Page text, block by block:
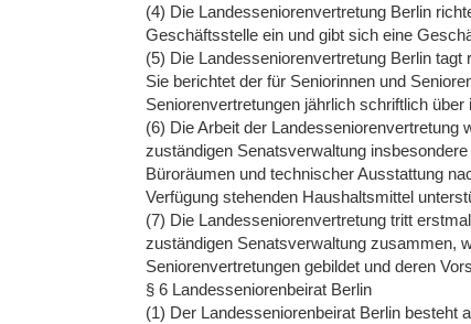
(4) Die Landesseniorenvertretung Berlin
Geschäftsstelle ein und gibt sich eine
(5) Die Landesseniorenvertretung Berlin
Sie berichtet der für Seniorinnen und
Seniorenvertretungen jährlich schriftlich über
(6) Die Arbeit der Landesseniorenvertretung
zuständigen Senatsverwaltung
Büroräumen und technischer Ausstattung
Verfügung stehenden Haushaltsmittel
(7) Die Landesseniorenvertretung tritt
zuständigen Senatsverwaltung zusammen,
Seniorenvertretungen gebildet und deren
§ 6 Landesseniorenbeirat Berlin
(1) Der Landesseniorenbeirat Berlin besteht